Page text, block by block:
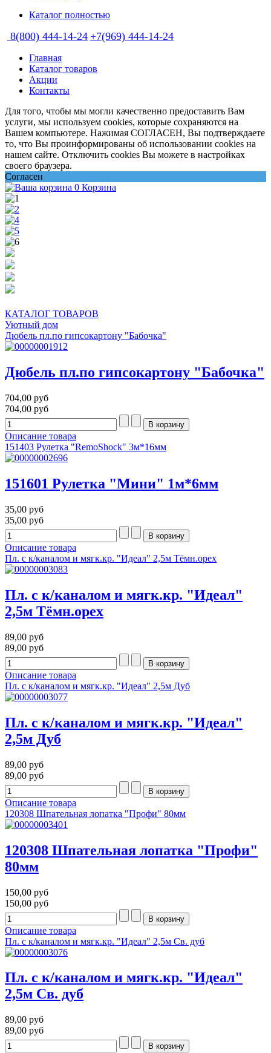
Каталог полностью
8(800) 444-14-24 +7(969) 444-14-24
Главная
Каталог товаров
Акции
Контакты
Для того, чтобы мы могли качественно предоставить Вам
услуги, мы используем cookies, которые сохраняются на
Вашем компьютере. Нажимая СОГЛАСЕН, Вы подтверждаете
то, что Вы проинформированы об использовании cookies на
нашем сайте. Отключить cookies Вы можете в настройках
своего браузера.
Согласен
0 Корзина
КАТАЛОГ ТОВАРОВ
Уютный дом
Дюбель пл.по гипсокартону "Бабочка"
Дюбель пл.по гипсокартону "Бабочка"
704,00 руб
704,00 руб
Описание товара
151403 Рулетка "RemoShock" 3м*16мм
151601 Рулетка "Мини" 1м*6мм
35,00 руб
35,00 руб
Описание товара
Пл. с к/каналом и мягк.кр. "Идеал" 2,5м Тёмн.орех
Пл. с к/каналом и мягк.кр. "Идеал"
2,5м Тёмн.орех
89,00 руб
89,00 руб
Описание товара
Пл. с к/каналом и мягк.кр. "Идеал" 2,5м Дуб
Пл. с к/каналом и мягк.кр. "Идеал"
2,5м Дуб
89,00 руб
89,00 руб
Описание товара
120308 Шпательная лопатка "Профи" 80мм
120308 Шпательная лопатка "Профи"
80мм
150,00 руб
150,00 руб
Описание товара
Пл. с к/каналом и мягк.кр. "Идеал" 2,5м Св. дуб
Пл. с к/каналом и мягк.кр. "Идеал"
2,5м Св. дуб
89,00 руб
89,00 руб